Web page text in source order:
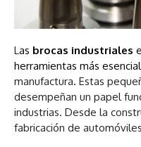
Las brocas industriales
herramientas más
manufactura. Estas
desempeñan un papel
industrias. Desde la
fabricación de